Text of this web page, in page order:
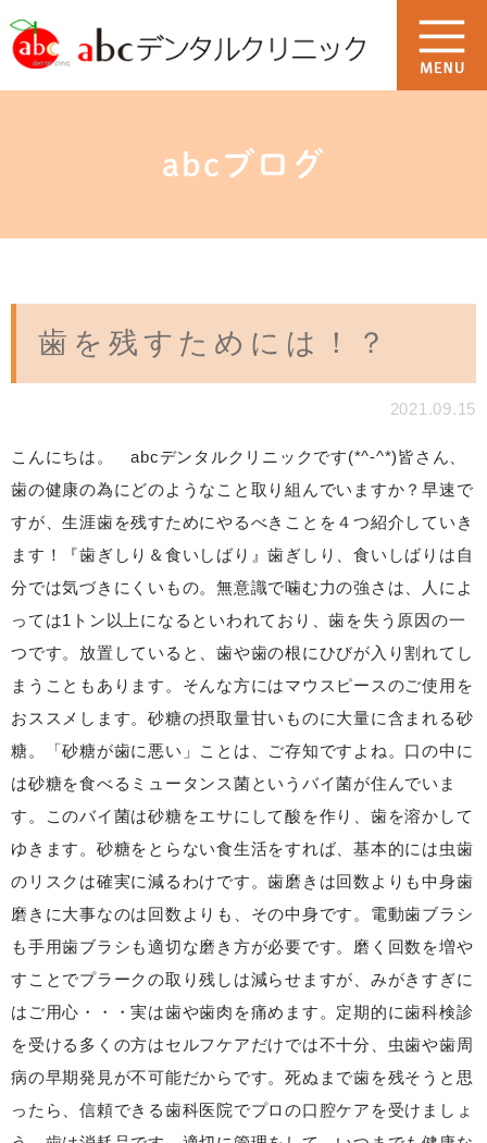
abcブログ
歯を残すためには！？
2021.09.15
こんにちは。 abcデンタルクリニックです(*^-^*)皆さん、
歯の健康の為にどのようなこと取り組んでいますか？早速で
すが、生涯歯を残すためにやるべきことを４つ紹介していき
ます！『歯ぎしり＆食いしばり』歯ぎしり、食いしばりは自
分では気づきにくいもの。無意識で噛む力の強さは、人によ
っては1トン以上になるといわれており、歯を失う原因の一
つです。放置していると、歯や歯の根にひびが入り割れてし
まうこともあります。そんな方にはマウスピースのご使用を
おススメします。砂糖の摂取量甘いものに大量に含まれる砂
糖。「砂糖が歯に悪い」ことは、ご存知ですよね。口の中に
は砂糖を食べるミュータンス菌というバイ菌が住んでいま
す。このバイ菌は砂糖をエサにして酸を作り、歯を溶かして
ゆきます。砂糖をとらない食生活をすれば、基本的には虫歯
のリスクは確実に減るわけです。歯磨きは回数よりも中身歯
磨きに大事なのは回数よりも、その中身です。電動歯ブラシ
も手用歯ブラシも適切な磨き方が必要です。磨く回数を増や
すことでプラークの取り残しは減らせますが、みがきすぎに
はご用心・・・実は歯や歯肉を痛めます。定期的に歯科検診
を受ける多くの方はセルフケアだけでは不十分、虫歯や歯周
病の早期発見が不可能だからです。死ぬまで歯を残そうと思
ったら、信頼できる歯科医院でプロの口腔ケアを受けましょ